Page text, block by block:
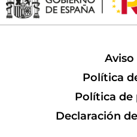
Aviso
Política
Política de
Declaración